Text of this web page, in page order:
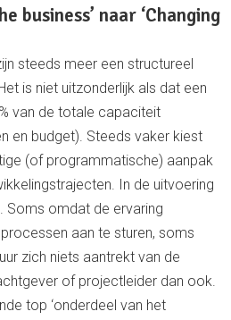
naar ‘Changing
steeds meer een structureel
is niet uitzonderlijk als dat een
van de totale capaciteit
en budget). Steeds vaker kiest
(of programmatische) aanpak
In de uitvoering
Soms omdat de ervaring
aan te sturen, soms
zich niets aantrekt van de
of projectleider dan ook.
top ‘onderdeel van het